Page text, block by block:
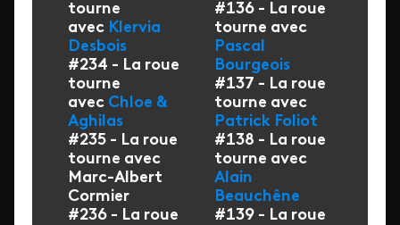
tourne
avec Klervia
Desbois
#234 - La roue
tourne
avec Chloe &
Aghilas
#235 - La roue
tourne avec
Marc-Albert
Cormier
#236 - La roue
#136 - La roue
tourne avec
Pascal
Bourgeois
#137 - La roue
tourne avec
Patrick Foliot
#138 - La roue
tourne avec
Alain
Beauchêne
#139 - La roue